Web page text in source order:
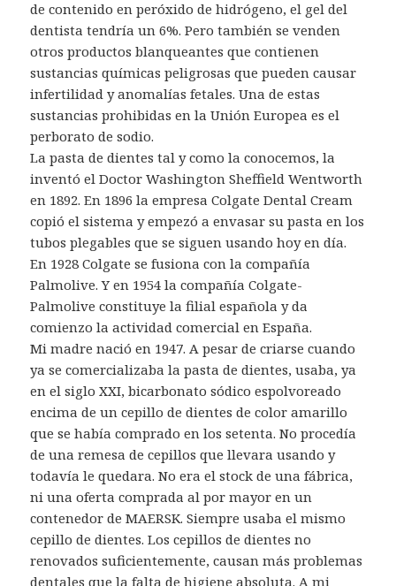
de contenido en peróxido de hidrógeno, el gel del
dentista tendría un 6%. Pero también se venden
otros productos blanqueantes que contienen
sustancias químicas peligrosas que pueden causar
infertilidad y anomalías fetales. Una de estas
sustancias prohibidas en la Unión Europea es el
perborato de sodio.
La pasta de dientes tal y como la conocemos, la
inventó el Doctor Washington Sheffield Wentworth
en 1892. En 1896 la empresa Colgate Dental Cream
copió el sistema y empezó a envasar su pasta en los
tubos plegables que se siguen usando hoy en día.
En 1928 Colgate se fusiona con la compañía
Palmolive. Y en 1954 la compañía Colgate-
Palmolive constituye la filial española y da
comienzo la actividad comercial en España.
Mi madre nació en 1947. A pesar de criarse cuando
ya se comercializaba la pasta de dientes, usaba, ya
en el siglo XXI, bicarbonato sódico espolvoreado
encima de un cepillo de dientes de color amarillo
que se había comprado en los setenta. No procedía
de una remesa de cepillos que llevara usando y
todavía le quedara. No era el stock de una fábrica,
ni una oferta comprada al por mayor en un
contenedor de MAERSK. Siempre usaba el mismo
cepillo de dientes. Los cepillos de dientes no
renovados suficientemente, causan más problemas
dentales que la falta de higiene absoluta. A mi